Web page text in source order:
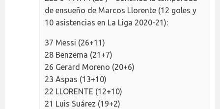
de ensueño de Marcos Llorente (12 goles y
10 asistencias en La Liga 2020-21):
37 Messi (26+11)
28 Benzema (21+7)
26 Gerard Moreno (20+6)
23 Aspas (13+10)
22 LLORENTE (12+10)
21 Luis Suárez (19+2)